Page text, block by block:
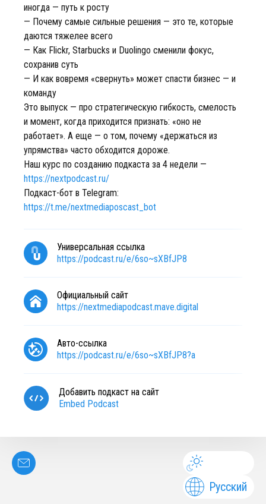
иногда — путь к росту
— Почему самые сильные решения — это те, которые
даются тяжелее всего
— Как Flickr, Starbucks и Duolingo сменили фокус,
сохранив суть
— И как вовремя «свернуть» может спасти бизнес — и
команду
Это выпуск — про стратегическую гибкость, смелость
и момент, когда приходится признать: «оно не
работает». А еще — о том, почему «держаться из
упрямства» часто обходится дороже.
Наш курс по созданию подкаста за 4 недели —
https://nextpodcast.ru/
Подкаст-бот в Telegram:
https://t.me/nextmediaposcast_bot
Универсальная ссылка
https://podcast.ru/e/6so~sXBfJP8
Официальный сайт
https://nextmediapodcast.mave.digital
Авто-ссылка
https://podcast.ru/e/6so~sXBfJP8?a
Добавить подкаст на сайт
Embed Podcast
Русский